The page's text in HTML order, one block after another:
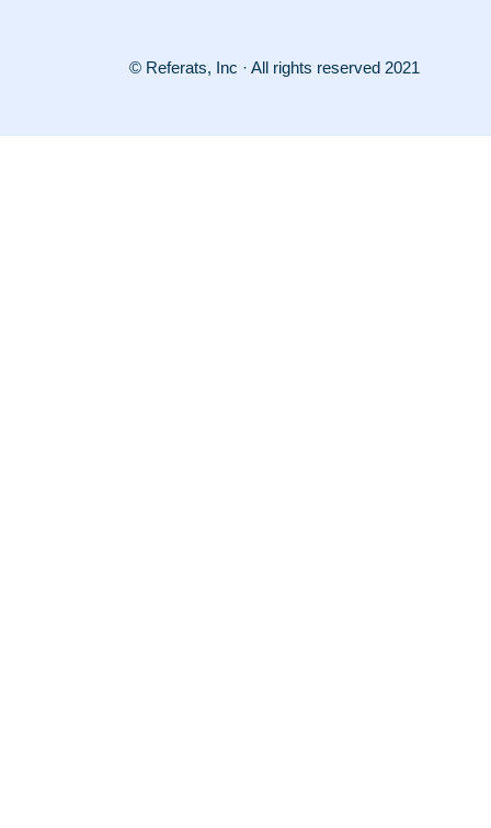
© Referats, Inc · All rights reserved 2021